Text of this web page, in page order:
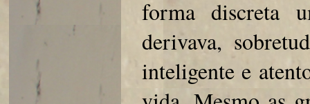
forma discreta
derivava,
inteligente e